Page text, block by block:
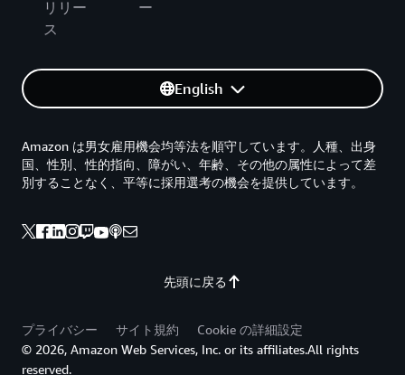
リリー
ス
ー
English
先頭に戻る
Amazon は男女雇用機会均等法を順守しています。人種、出身
国、性別、性的指向、障がい、年齢、その他の属性によって差
別することなく、平等に採用選考の機会を提供しています。
プライバシー サイト規約
Cookie の詳細設定
© 2026, Amazon Web Services, Inc. or its affiliates.All rights
reserved.